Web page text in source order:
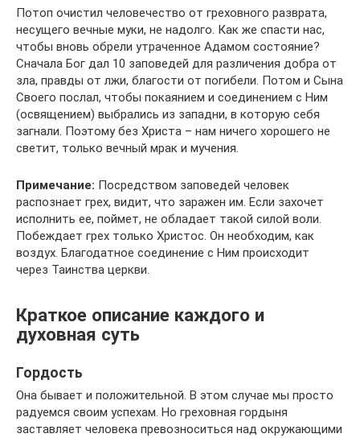
Потоп очистил человечество от греховного разврата,
несущего вечные муки, не надолго. Как же спасти нас,
чтобы вновь обрели утраченное Адамом состояние?
Сначала Бог дал 10 заповедей для различения добра от
зла, правды от лжи, благости от погибели. Потом и Сына
Своего послал, чтобы покаянием и соединением с Ним
(освящением) выбрались из западни, в которую себя
загнали. Поэтому без Христа – нам ничего хорошего не
светит, только вечный мрак и мучения.
Примечание: Посредством заповедей человек
распознает грех, видит, что заражен им. Если захочет
исполнить ее, поймет, не обладает такой силой воли.
Побеждает грех только Христос. Он необходим, как
воздух. Благодатное соединение с Ним происходит
через Таинства церкви.
Краткое описание каждого и
духовная суть
Гордость
Она бывает и положительной. В этом случае мы просто
радуемся своим успехам. Но греховная гордыня
заставляет человека превозноситься над окружающими